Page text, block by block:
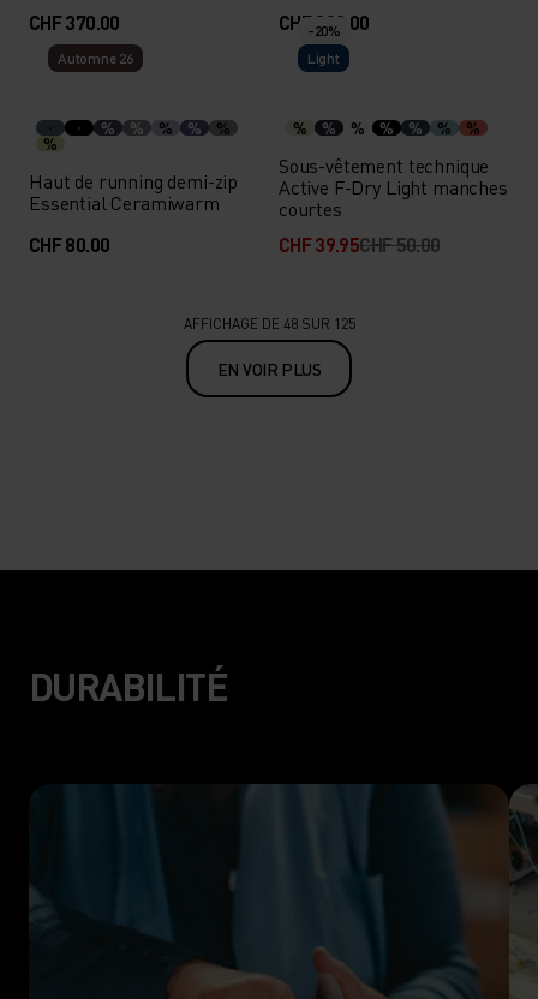
CHF 370.00
CHF 280.00
Automne 26
% % % % %
%
Haut de running demi-zip
Essential Ceramiwarm
CHF 80.00
-20%
Light
% % % % % % %
Sous-vêtement technique
Active F-Dry Light manches
courtes
CHF 39.95CHF 50.00
AFFICHAGE DE 48 SUR 125
EN VOIR PLUS
DURABILITÉ